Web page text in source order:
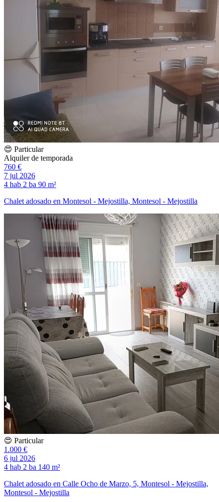
😍 Particular
Alquiler de temporada
760 €
7 jul 2026
4 hab 2 ba 90 m²
Chalet adosado en Montesol - Mejostilla, Montesol - Mejostilla
😍 Particular
1.000 €
6 jul 2026
4 hab 2 ba 140 m²
Chalet adosado en Calle Ocho de Marzo, 5, Montesol - Mejostilla,
Montesol - Mejostilla